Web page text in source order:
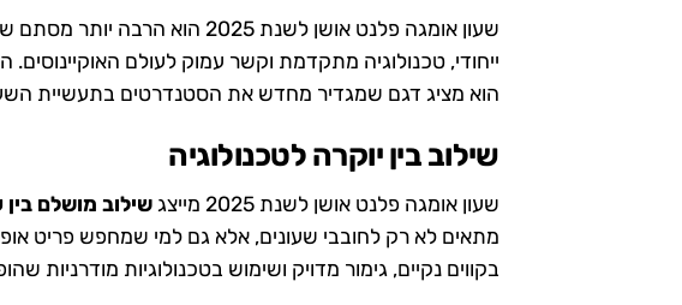
שעון אומגה פלנט אושן לשנת 2025
ייחודי, טכנולוגיה מתקדמת וקשר עמוק לעולם
הוא מציג דגם שמגדיר מחדש את הסטנדרטים בתעשיית
שילוב בין יוקרה לטכנולוגיה
שעון אומגה פלנט אושן לשנת 2025 מייצג שילוב מושלם
מתאים לא רק לחובבי שעונים, אלא גם למי שמחפש פריט
בקווים נקיים, גימור מדויק ושימוש בטכנולוגיות מודרניות